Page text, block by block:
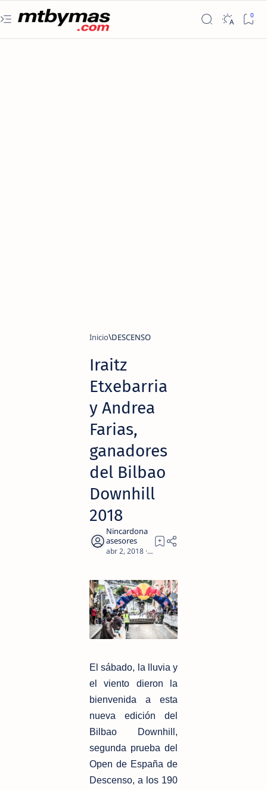
Inicio DESCENSO
Iraitz
Etxebarria
y Andrea
Farias,
ganadores
del Bilbao
Downhill
2018
2
El sábado, la lluvia y
el viento dieron la
bienvenida a esta
nueva edición del
Bilbao Downhill,
segunda prueba del
Open de España de
Descenso, a los 190